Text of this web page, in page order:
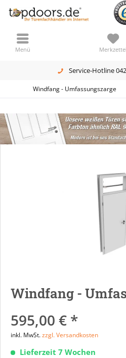
Service-Hotline
Merkzettel
Menü
Windfang - Umfassungszarge
Windfang -
595,00 € *
inkl. MwSt.zzgl. Versandkosten
Lieferzeit 7 Wochen